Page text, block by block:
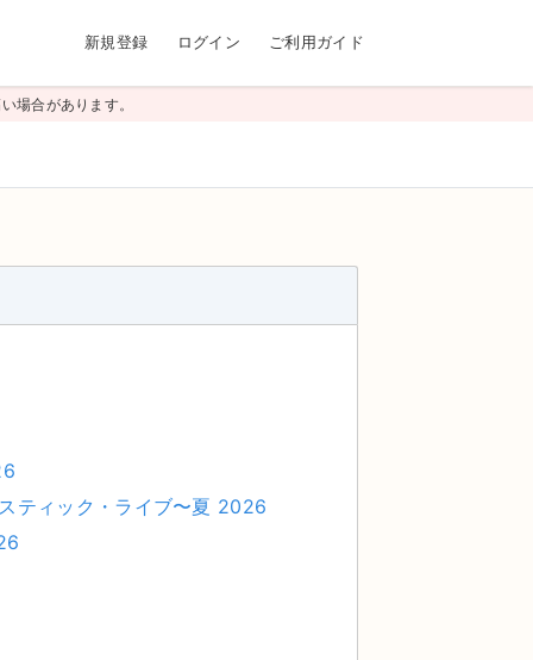
新規登録 ログイン ご利用ガイド
場合があります。
ティック・ライブ〜夏 2026